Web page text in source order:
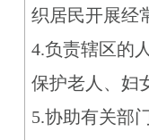
织居民开展经
4.负责辖区的
保护老人、妇
5.协助有关部